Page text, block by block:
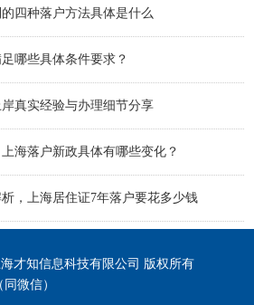
四种落户方法具体是什么
哪些具体条件要求？
真实经验与办理细节分享
海落户新政具体有哪些变化？
，上海居住证7年落户要花多少钱
才知信息科技有限公司 版权所有
微信）